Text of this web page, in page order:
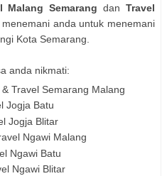
Malang Semarang danTravel
menemani anda untuk menemani
Kota Semarang.
anda nikmati:
Travel Semarang Malang
Jogja Batu
Jogja Blitar
Ngawi Malang
Ngawi Batu
Ngawi Blitar